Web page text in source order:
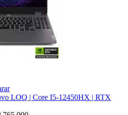
LOQ | Core I5-12450HX | RTX